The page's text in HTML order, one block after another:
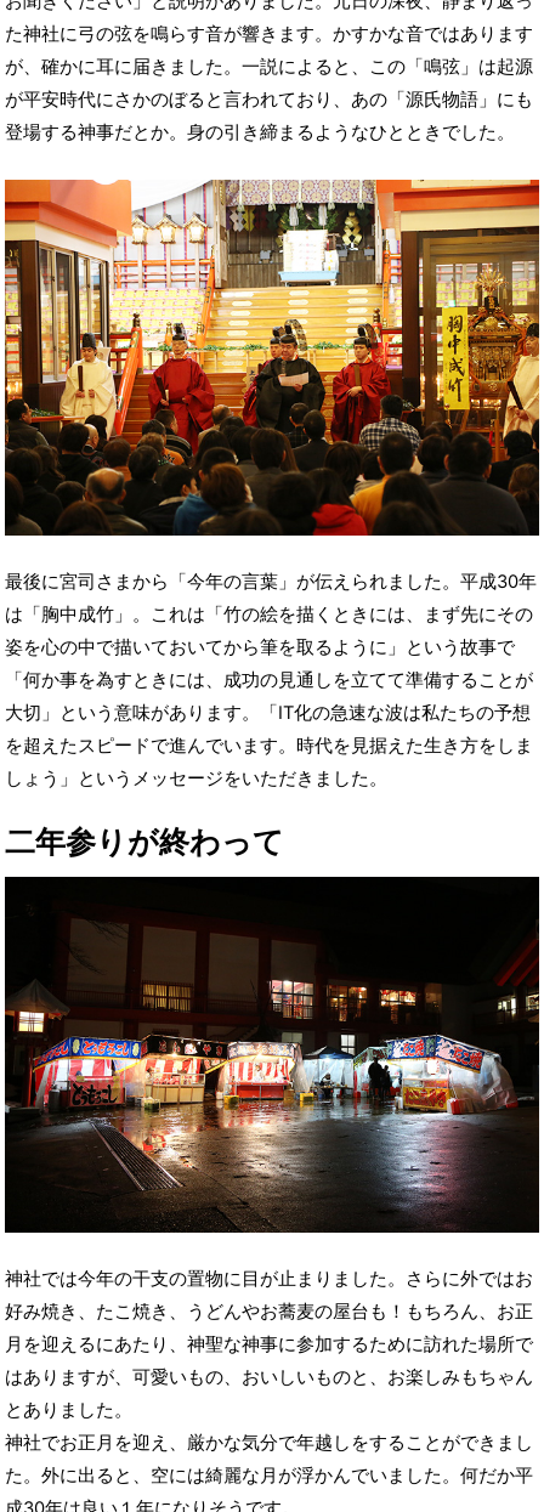
た神社に弓の弦を鳴らす音が響きます。かすかな音ではあります
が、確かに耳に届きました。一説によると、この「鳴弦」は起源
が平安時代にさかのぼると言われており、あの「源氏物語」にも
登場する神事だとか。身の引き締まるようなひとときでした。
最後に宮司さまから「今年の言葉」が伝えられました。平成30年
は「胸中成竹」。これは「竹の絵を描くときには、まず先にその
姿を心の中で描いておいてから筆を取るように」という故事で
「何か事を為すときには、成功の見通しを立てて準備することが
大切」という意味があります。「IT化の急速な波は私たちの予想
を超えたスピードで進んでいます。時代を見据えた生き方をしま
しょう」というメッセージをいただきました。
二年参りが終わって
神社では今年の干支の置物に目が止まりました。さらに外ではお
好み焼き、たこ焼き、うどんやお蕎麦の屋台も！もちろん、お正
月を迎えるにあたり、神聖な神事に参加するために訪れた場所で
はありますが、可愛いもの、おいしいものと、お楽しみもちゃん
とありました。
神社でお正月を迎え、厳かな気分で年越しをすることができまし
た。外に出ると、空には綺麗な月が浮かんでいました。何だか平